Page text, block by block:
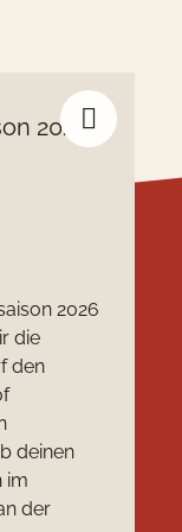
2026
2026
die
den
deinen
im
der